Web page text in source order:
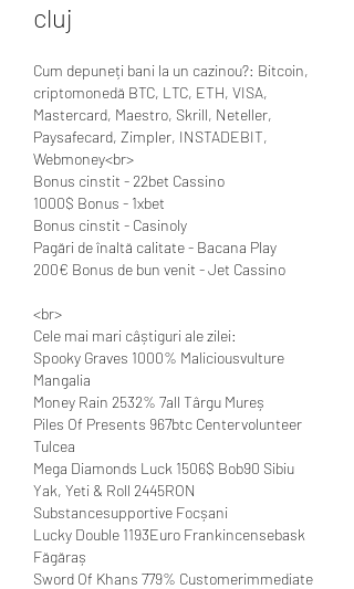
cluj
Cum depuneți bani la un cazinou?: Bitcoin,
criptomonedă BTC, LTC, ETH, VISA,
Mastercard, Maestro, Skrill, Neteller,
Paysafecard, Zimpler, INSTADEBIT,
Webmoney<br>
Bonus cinstit - 22bet Cassino
1000$ Bonus - 1xbet
Bonus cinstit - Casinoly
Pagări de înaltă calitate - Bacana Play
200€ Bonus de bun venit - Jet Cassino
<br>
Cele mai mari câștiguri ale zilei:
Spooky Graves 1000% Maliciousvulture
Mangalia
Money Rain 2532% 7all Târgu Mureș
Piles Of Presents 967btc Centervolunteer
Tulcea
Mega Diamonds Luck 1506$ Bob90 Sibiu
Yak, Yeti & Roll 2445RON
Substancesupportive Focșani
Lucky Double 1193Euro Frankincensebask
Făgăraș
Sword Of Khans 779% Customerimmediate